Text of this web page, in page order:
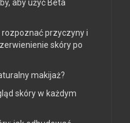
aby użyć Beta
rozpoznać przyczyny i
skóry po
makijaż?
skóry w każdym